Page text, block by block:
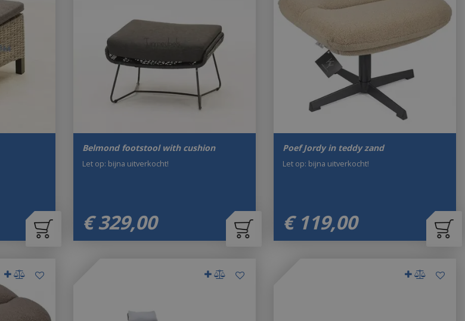
Belmond footstool with cushion
€ 329,00
Let op: bijna uitverkocht!
Poef Jordy in teddy zand
€ 119,00
Let op: bijna uitverkocht!